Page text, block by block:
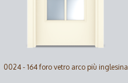
0024 - 164 foro vetro arco più inglesina